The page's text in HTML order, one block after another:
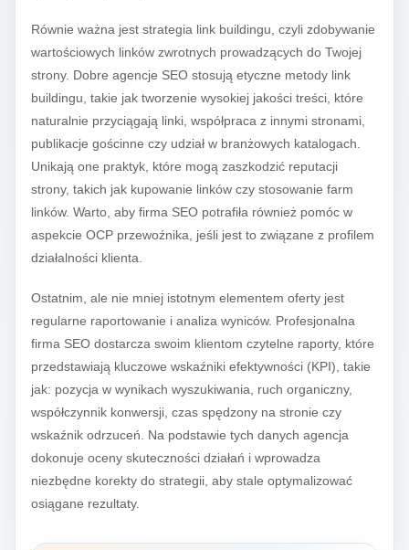
Równie ważna jest strategia link buildingu, czyli zdobywanie
wartościowych linków zwrotnych prowadzących do Twojej
strony. Dobre agencje SEO stosują etyczne metody link
buildingu, takie jak tworzenie wysokiej jakości treści, które
naturalnie przyciągają linki, współpraca z innymi stronami,
publikacje gościnne czy udział w branżowych katalogach.
Unikają one praktyk, które mogą zaszkodzić reputacji
strony, takich jak kupowanie linków czy stosowanie farm
linków. Warto, aby firma SEO potrafiła również pomóc w
aspekcie OCP przewoźnika, jeśli jest to związane z profilem
działalności klienta.
Ostatnim, ale nie mniej istotnym elementem oferty jest
regularne raportowanie i analiza wyniców. Profesjonalna
firma SEO dostarcza swoim klientom czytelne raporty, które
przedstawiają kluczowe wskaźniki efektywności (KPI), takie
jak: pozycja w wynikach wyszukiwania, ruch organiczny,
współczynnik konwersji, czas spędzony na stronie czy
wskaźnik odrzuceń. Na podstawie tych danych agencja
dokonuje oceny skuteczności działań i wprowadza
niezbędne korekty do strategii, aby stale optymalizować
osiągane rezultaty.